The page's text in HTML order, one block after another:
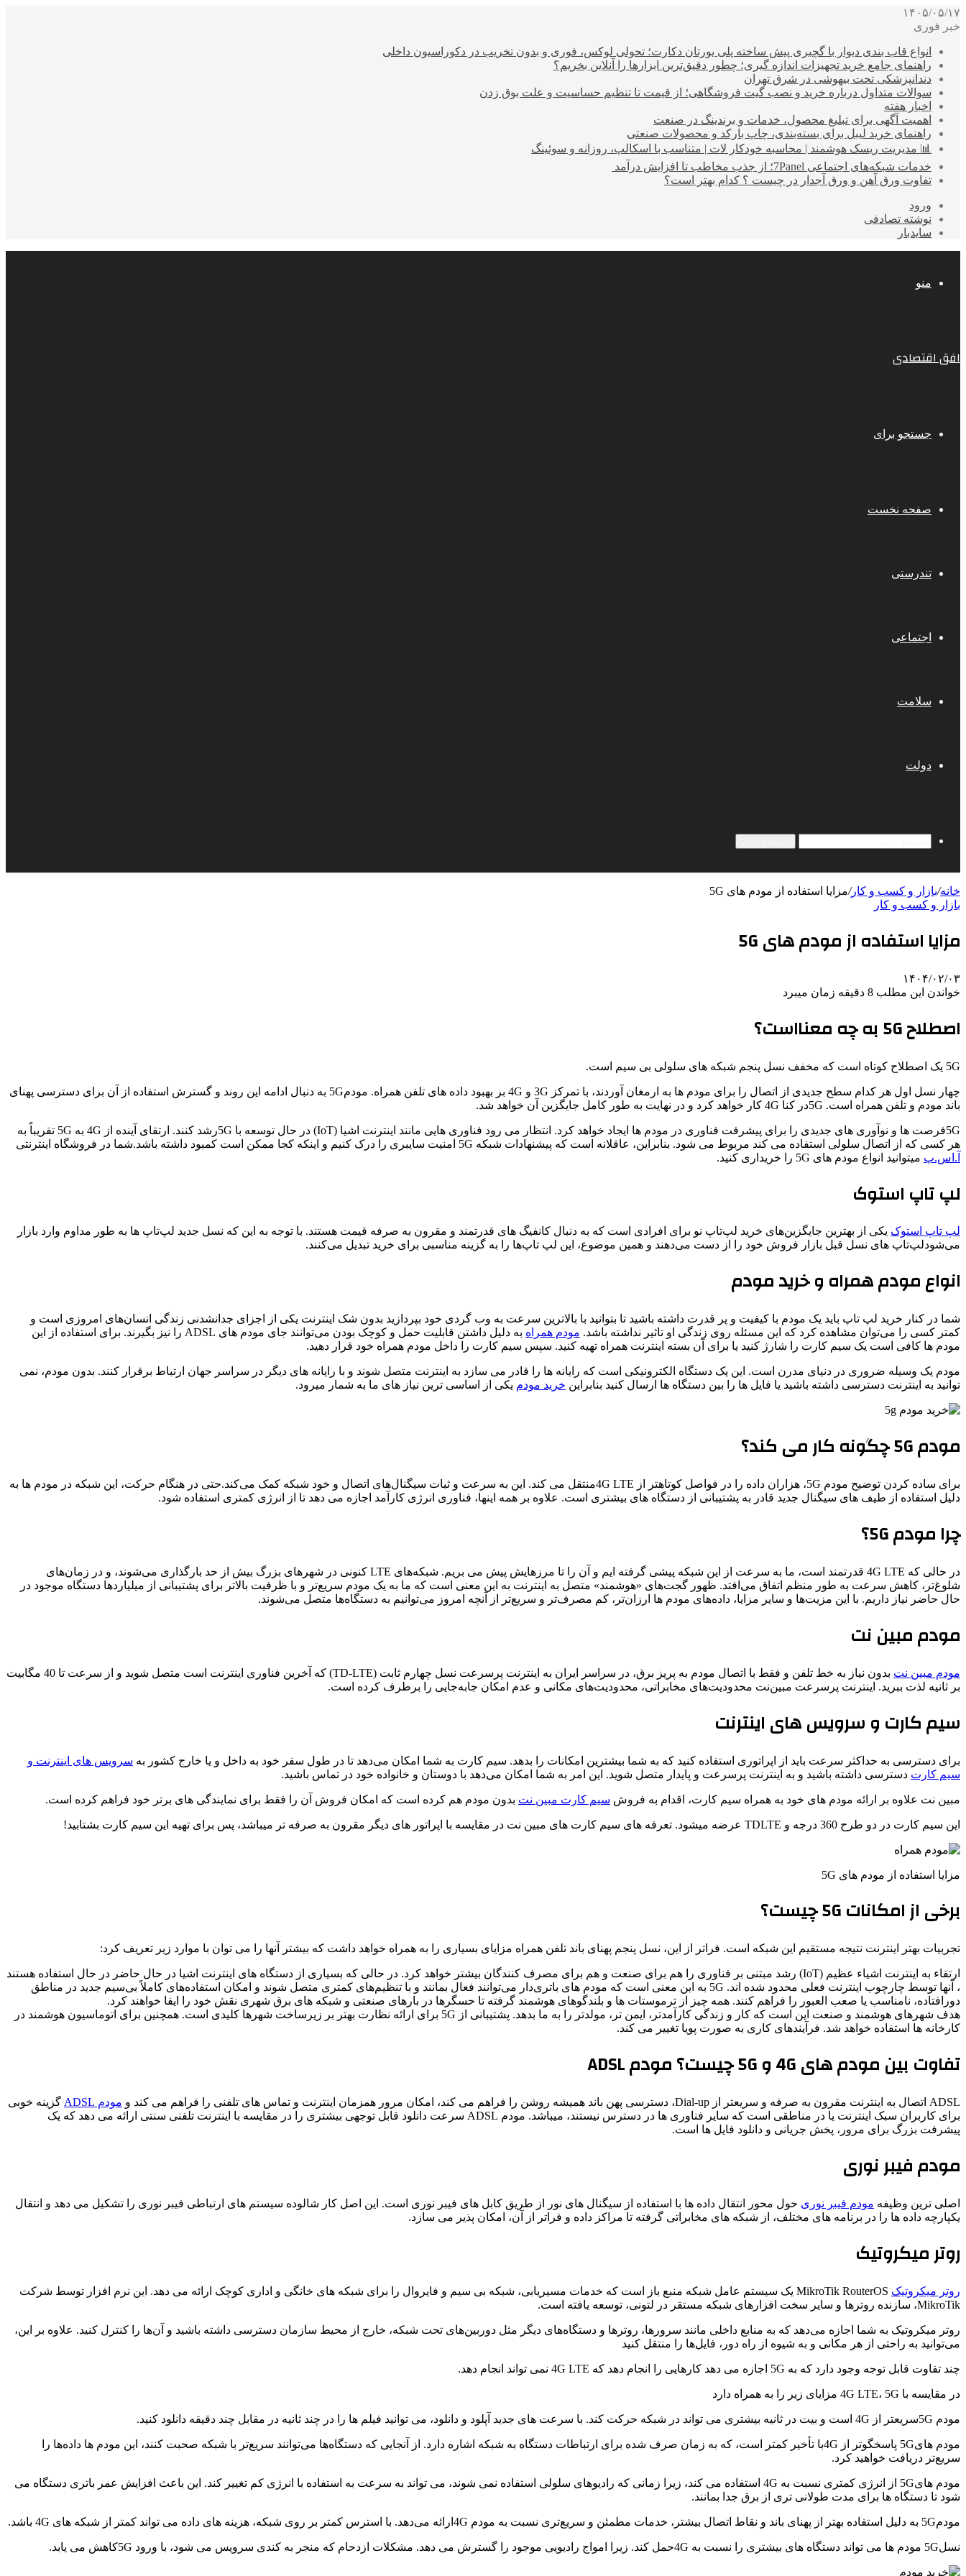
۱۴۰۵/۰۵/۱۷
خبر فوری
انواع قاب بندی دیوار با گچبری پیش ساخته پلی یورتان دکارت؛ تحولی لوکس، فوری و بدون تخریب در دکوراسیون داخلی
راهنمای جامع خرید تجهیزات اندازه گیری؛ چطور دقیق‌ترین ابزارها را آنلاین بخریم؟
دندانپزشکی تحت بیهوشی در شرق تهران
سوالات متداول درباره خرید و نصب گیت فروشگاهی؛ از قیمت تا تنظیم حساسیت و علت بوق زدن
اخبار هفته
اهمیت آگهی برای تبلیغ محصول، خدمات و برندینگ در صنعت
راهنمای خرید لیبل برای بسته‌بندی، چاپ بارکد و محصولات صنعتی
📊 مدیریت ریسک هوشمند | محاسبه خودکار لات | متناسب با اسکالپ، روزانه و سوئینگ
خدمات شبکه‌های اجتماعی 7Panel؛ از جذب مخاطب تا افزایش درآمد
تفاوت ورق آهن و ورق آجدار در چیست ؟ کدام بهتر است؟
ورود
نوشته تصادفی
سایدبار
منو
افق اقتصادی
جستجو برای
صفحه نخست
تندرستی
اجتماعی
سلامت
دولت
خانه/بازار و کسب و کار/مزایا استفاده از مودم های 5G
بازار و کسب و کار
مزایا استفاده از مودم های 5G
۱۴۰۴/۰۲/۰۳
خواندن این مطلب 8 دقیقه زمان میبرد
اصطلاح 5G به چه معنااست؟
5G یک اصطلاح کوتاه است که مخفف نسل پنجم شبکه های سلولی بی سیم است.
چهار نسل اول هر کدام سطح جدیدی از اتصال را برای مودم ها به ارمغان آوردند، با تمرکز 3G و 4G بر بهبود داده های تلفن همراه. مودم5G به دنبال ادامه این روند و گسترش استفاده از آن برای دسترسی پهنای
باند مودم و تلفن همراه است. 5Gدر کنا 4G کار خواهد کرد و در نهایت به طور کامل جایگزین آن خواهد شد.
5Gفرصت ها و نوآوری های جدیدی را برای پیشرفت فناوری در مودم ها ایجاد خواهد کرد. انتظار می رود فناوری هایی مانند اینترنت اشیا (IoT) در حال توسعه با 5Gرشد کنند. ارتقای آینده از 4G به 5G تقریباً به
هر کسی که از اتصال سلولی استفاده می کند مربوط می شود. بنابراین، عاقلانه است که پیشنهادات شبکه 5G امنیت سایبری را درک کنیم و اینکه کجا ممکن است کمبود داشته باشد.شما در فروشگاه اینترنتی
آ.اس.پ میتوانید انواع مودم های 5G را خریداری کنید.
لپ تاپ استوک
لپ تاپ استوک یکی از بهترین جایگزین‌های خرید لپ‌تاپ نو برای افرادی است که به دنبال کانفیگ های قدرتمند و مقرون به صرفه قیمت هستند. با توجه به این که نسل جدید لپ‌تاپ ها به طور مداوم وارد بازار
می‌شودلپ‌تاپ های نسل قبل بازار فروش خود را از دست می‌دهند و همین موضوع، این لپ تاپ‌ها را به گزینه مناسبی برای خرید تبدیل می‌کنند.
انواع مودم همراه و خرید مودم
شما در کنار خرید لپ تاپ باید یک مودم با کیفیت و پر قدرت داشته باشید تا بتوانید با بالاترین سرعت به وب گردی خود بپردازید بدون شک اینترنت یکی از اجزای جدانشدنی زندگی انسان‌های امروزی است و
کمتر کسی را می‌توان مشاهده کرد که این مسئله روی زندگی او تاثیر نداشته باشد. مودم همراه
به دلیل داشتن قابلیت حمل و کوچک بودن می‌توانند جای مودم های ADSL را نیز بگیرند. برای استفاده از این
مودم ها کافی است یک سیم کارت را شارژ کنید یا برای آن بسته اینترنت همراه تهیه کنید. سپس سیم کارت را داخل مودم همراه خود قرار دهید.
مودم یک وسیله ضروری در دنیای مدرن است. این یک دستگاه الکترونیکی است که رایانه ها را قادر می سازد به اینترنت متصل شوند و با رایانه های دیگر در سراسر جهان ارتباط برقرار کنند. بدون مودم، نمی
توانید به اینترنت دسترسی داشته باشید یا فایل ها را بین دستگاه ها ارسال کنید بنابراین خرید مودم یکی از اساسی ترین نیاز های ما به شمار میرود.
مودم 5G چگونه کار می کند؟
برای ساده کردن توضیح مودم 5G، هزاران داده را در فواصل کوتاهتر از 4G LTEمنتقل می کند. این به سرعت و ثبات سیگنال‌های اتصال و خود شبکه کمک می‌کند.حتی در هنگام حرکت، این شبکه در مودم ها به
دلیل استفاده از طیف های سیگنال جدید قادر به پشتیبانی از دستگاه های بیشتری است. علاوه بر همه اینها، فناوری انرژی کارآمد اجازه می دهد تا از انرژی کمتری استفاده شود.
چرا مودم 5G؟
در حالی که 4G LTE قدرتمند است، ما به سرعت از این شبکه پیشی گرفته ایم و آن را تا مرزهایش پیش می بریم. شبکه‌های LTE کنونی در شهرهای بزرگ بیش از حد بارگذاری می‌شوند، و در زمان‌های
شلوغ‌تر، کاهش سرعت به طور منظم اتفاق می‌افتد. ظهور گجت‌های «هوشمند» متصل به اینترنت به این معنی است که ما به یک مودم سریع‌تر و با ظرفیت بالاتر برای پشتیبانی از میلیاردها دستگاه موجود در
حال حاضر نیاز داریم. با این مزیت‌ها و سایر مزایا، داده‌های مودم ها ارزان‌تر، کم مصرف‌تر و سریع‌تر از آنچه امروز می‌توانیم به دستگاه‌ها متصل می‌شوند.
مودم مبین نت
مودم مبین نت
بدون نیاز به خط تلفن و فقط با اتصال مودم به پریز برق، در سراسر ایران به اینترنت پرسرعت نسل چهارم ثابت (TD-LTE) که آخرین فناوری اینترنت است متصل شوید و از سرعت تا 40 مگابیت
بر ثانیه لذت ببرید. اینترنت پرسرعت مبین‌نت محدودیت‌های مخابراتی، محدودیت‌های مکانی و عدم امکان جابه‌جایی را برطرف کرده است.
سیم کارت و سرویس های اینترنت
برای دسترسی به حداکثر سرعت باید از اپراتوری استفاده کنید که به شما بیشترین امکانات را بدهد. سیم کارت به شما امکان می‌دهد تا در طول سفر خود به داخل و یا خارج کشور به سرویس های اینترنت و
سیم کارت دسترسی داشته باشید و به اینترنت پرسرعت و پایدار متصل شوید. این امر به شما امکان می‌دهد با دوستان و خانواده خود در تماس باشید.
مبین نت علاوه بر ارائه مودم های خود به همراه سیم کارت، اقدام به فروش سیم کارت مبین نت بدون مودم هم کرده است که امکان فروش آن را فقط برای نمایندگی های برتر خود فراهم کرده است.
این سیم کارت در دو طرح 360 درجه و TDLTE عرضه میشود. تعرفه های سیم کارت های مبین نت در مقایسه با اپراتور های دیگر مقرون به صرفه تر میباشد، پس برای تهیه این سیم کارت بشتابید!
مزایا استفاده از مودم های 5G
برخی از امکانات 5G چیست؟
تجربیات بهتر اینترنت نتیجه مستقیم این شبکه است. فراتر از این، نسل پنجم پهنای باند تلفن همراه مزایای بسیاری را به همراه خواهد داشت که بیشتر آنها را می توان با موارد زیر تعریف کرد:
ارتقاء به اینترنت اشیاء عظیم (IoT) رشد مبتنی بر فناوری را هم برای صنعت و هم برای مصرف کنندگان بیشتر خواهد کرد. در حالی که بسیاری از دستگاه های اینترنت اشیا در حال حاضر در حال استفاده هستند
، آنها توسط چارچوب اینترنت فعلی محدود شده اند. 5G به این معنی است که مودم های باتری‌دار می‌توانند فعال بمانند و با تنظیم‌های کمتری متصل شوند و امکان استفاده‌های کاملاً بی‌سیم جدید در مناطق
دورافتاده، نامناسب یا صعب العبور را فراهم کنند. همه چیز از ترموستات ها و بلندگوهای هوشمند گرفته تا حسگرها در بارهای صنعتی و شبکه های برق شهری نقش خود را ایفا خواهند کرد.
هدف شهرهای هوشمند و صنعت این است که کار و زندگی کارآمدتر، ایمن تر، مولدتر را به ما بدهد. پشتیبانی از 5G برای ارائه نظارت بهتر بر زیرساخت شهرها کلیدی است. همچنین برای اتوماسیون هوشمند در
کارخانه ها استفاده خواهد شد. فرآیندهای کاری به صورت پویا تغییر می کند.
تفاوت بین مودم های 4G و 5G چیست؟ مودم ADSL
ADSL اتصال به اینترنت مقرون به صرفه و سریعتر از Dial-up، دسترسی پهن باند همیشه روشن را فراهم می کند، امکان مرور همزمان اینترنت و تماس های تلفنی را فراهم می کند و مودم ADSL
گزینه خوبی
برای کاربران سبک اینترنت یا در مناطقی است که سایر فناوری ها در دسترس نیستند، میباشد. مودم ADSL سرعت دانلود قابل توجهی بیشتری را در مقایسه با اینترنت تلفنی سنتی ارائه می دهد که یک
پیشرفت بزرگ برای مرور، پخش جریانی و دانلود فایل ها است.
مودم فیبر نوری
اصلی ترین وظیفه مودم فیبر نوری حول محور انتقال داده ها با استفاده از سیگنال های نور از طریق کابل های فیبر نوری است. این اصل کار شالوده سیستم های ارتباطی فیبر نوری را تشکیل می دهد و انتقال
یکپارچه داده ها را در برنامه های مختلف، از شبکه های مخابراتی گرفته تا مراکز داده و فراتر از آن، امکان پذیر می سازد.
روتر میکروتیک
روتر میکروتیک
MikroTik RouterOS یک سیستم عامل شبکه منبع باز است که خدمات مسیریابی، شبکه بی سیم و فایروال را برای شبکه های خانگی و اداری کوچک ارائه می دهد. این نرم افزار توسط شرکت
MikroTik، سازنده روترها و سایر سخت افزارهای شبکه مستقر در لتونی، توسعه یافته است.
روتر میکروتیک به شما اجازه می‌دهد که به منابع داخلی مانند سرورها، روترها و دستگاه‌های دیگر مثل دوربین‌های تحت شبکه، خارج از محیط سازمان دسترسی داشته باشید و آن‌ها را کنترل کنید. علاوه بر این،
می‌توانید به راحتی از هر مکانی و به شیوه از راه دور، فایل‌ها را منتقل کنید
چند تفاوت قابل توجه وجود دارد که به 5G اجازه می دهد کارهایی را انجام دهد که 4G LTE نمی تواند انجام دهد.
در مقایسه با 4G LTE، 5G مزایای زیر را به همراه دارد
مودم 5Gسریعتر از 4G است و بیت در ثانیه بیشتری می تواند در شبکه حرکت کند. با سرعت های جدید آپلود و دانلود، می توانید فیلم ها را در چند ثانیه در مقابل چند دقیقه دانلود کنید.
مودم های5G پاسخگوتر از 4Gبا تأخیر کمتر است، که به زمان صرف شده برای ارتباطات دستگاه به شبکه اشاره دارد. از آنجایی که دستگاه‌ها می‌توانند سریع‌تر با شبکه صحبت کنند، این مودم ها داده‌ها را
سریع‌تر دریافت خواهید کرد.
مودم های5G از انرژی کمتری نسبت به 4G استفاده می کند، زیرا زمانی که رادیوهای سلولی استفاده نمی شوند، می تواند به سرعت به استفاده با انرژی کم تغییر کند. این باعث افزایش عمر باتری دستگاه می
شود تا دستگاه ها برای مدت طولانی تری از برق جدا بمانند.
مودم5G به دلیل استفاده بهتر از پهنای باند و نقاط اتصال بیشتر، خدمات مطمئن و سریع‌تری نسبت به مودم 4Gارائه می‌دهد. با استرس کمتر بر روی شبکه، هزینه های داده می تواند کمتر از شبکه های 4G باشد.
نسل5G مودم ها می تواند دستگاه های بیشتری را نسبت به 4Gحمل کند. زیرا امواج رادیویی موجود را گسترش می دهد. مشکلات ازدحام که منجر به کندی سرویس می شود، با ورود 5Gکاهش می یابد.